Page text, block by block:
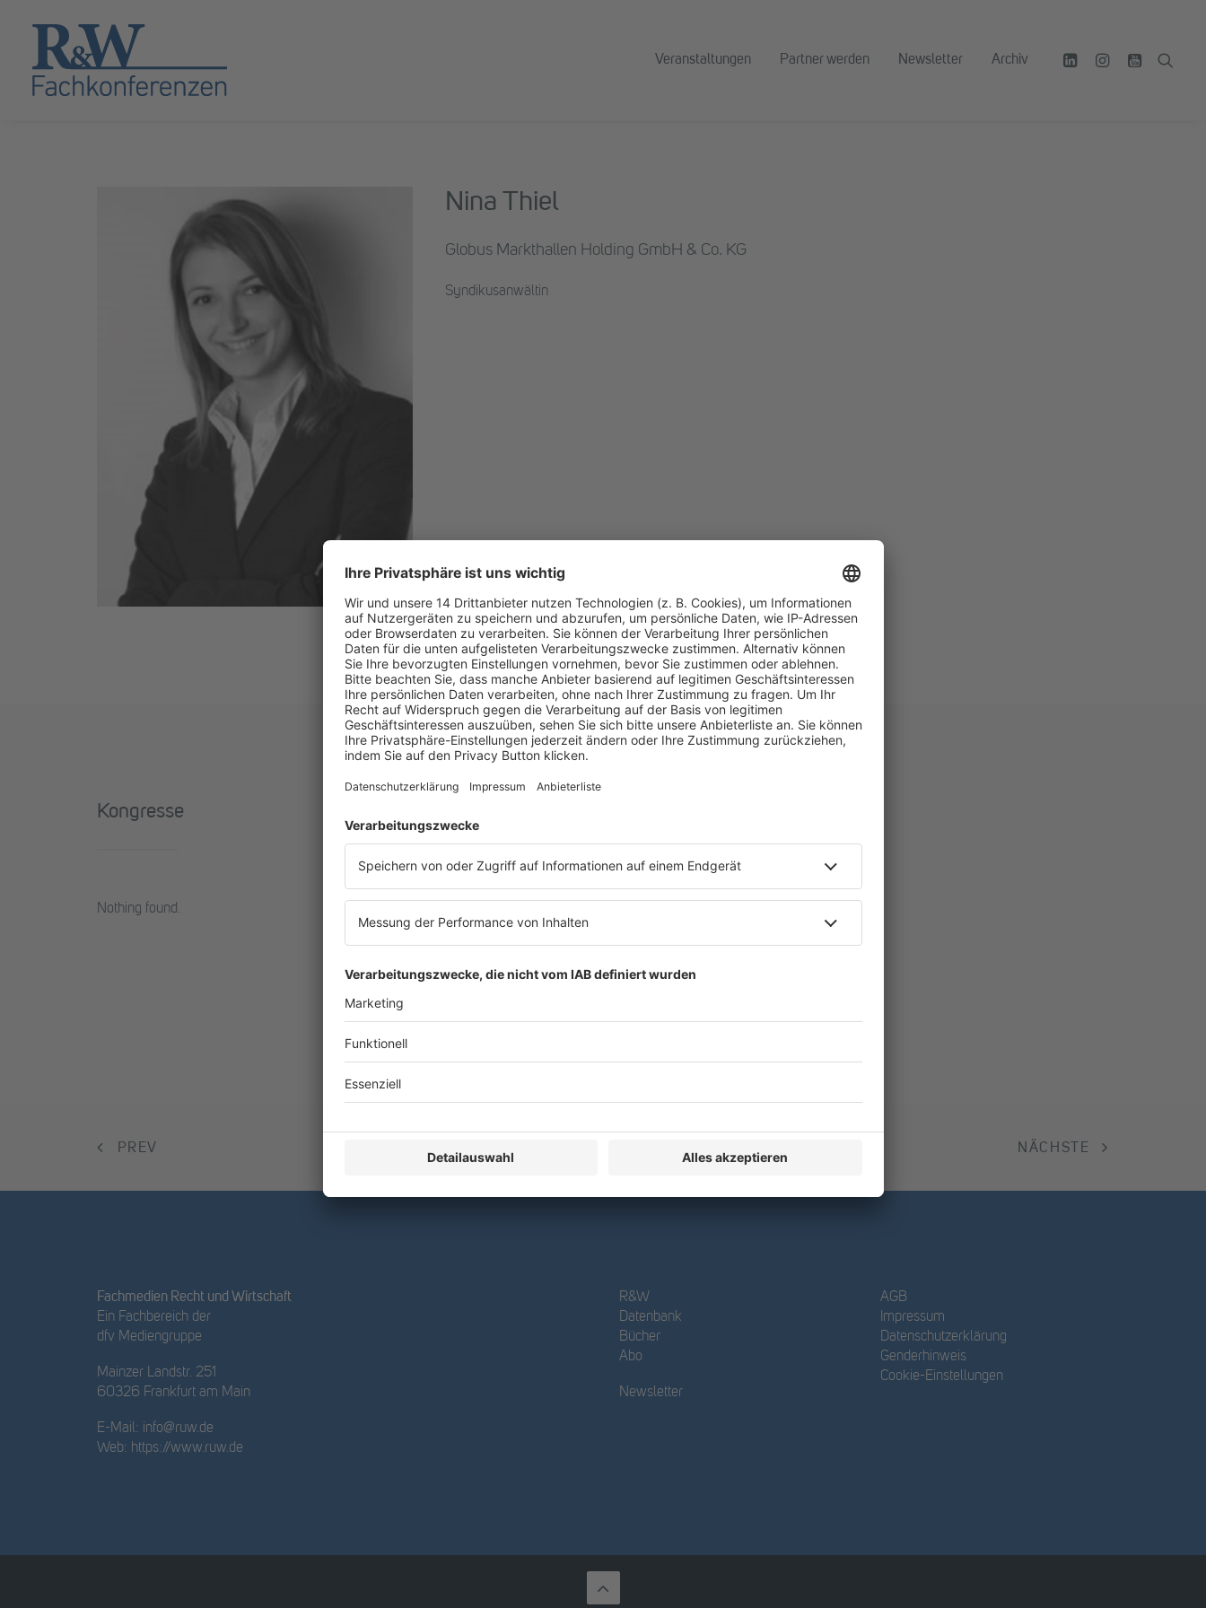
Veranstaltungen Partner werden Newsletter Archiv
Nina Thiel
Globus Markthallen Holding GmbH & Co. KG
Syndikusanwältin
Kongresse
Nothing found.
PREV NÄCHSTE
Fachmedien Recht und Wirtschaft
Ein Fachbereich der
dfv Mediengruppe
Mainzer Landstr. 251
60326 Frankfurt am Main
E-Mail: info@ruw.de
Web: https://www.ruw.de
R&W
Datenbank
Bücher
Abo
Newsletter
AGB
Impressum
Datenschutzerklärung
Genderhinweis
Cookie-Einstellungen